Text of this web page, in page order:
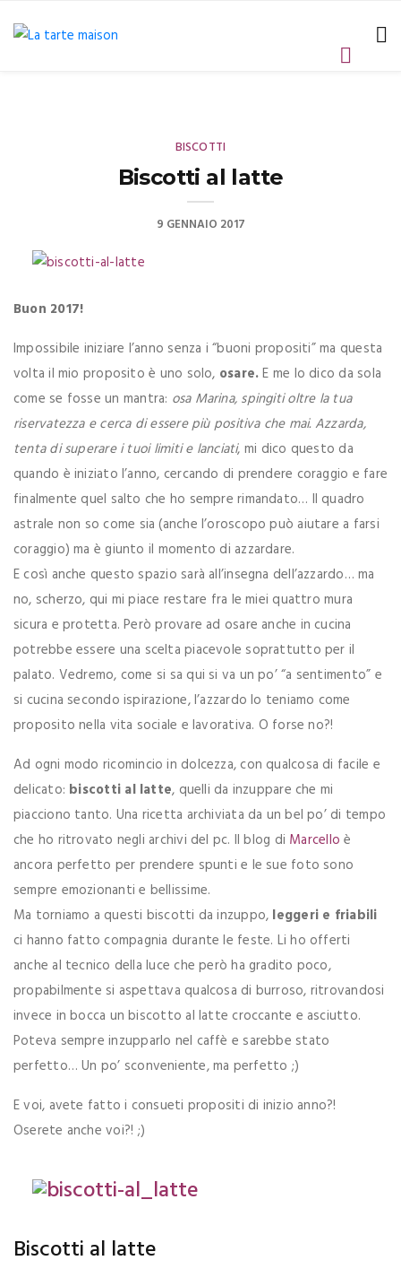
BISCOTTI
Biscotti al latte
9 GENNAIO 2017
Buon 2017!
Impossibile iniziare l’anno senza i “buoni propositi” ma questa
volta il mio proposito è uno solo, osare.E me lo dico da sola
come se fosse un mantra: osa Marina, spingiti oltre la tua
riservatezza e cerca di essere più positiva che mai. Azzarda,
tenta di superare i tuoi limiti e lanciati, mi dico questo da
quando è iniziato l’anno, cercando di prendere coraggio e fare
finalmente quel salto che ho sempre rimandato… Il quadro
astrale non so come sia (anche l’oroscopo può aiutare a farsi
coraggio) ma è giunto il momento di azzardare.
E così anche questo spazio sarà all’insegna dell’azzardo… ma
no, scherzo, qui mi piace restare fra le miei quattro mura
sicura e protetta. Però provare ad osare anche in cucina
potrebbe essere una scelta piacevole soprattutto per il
palato. Vedremo, come si sa qui si va un po’ “a sentimento” e
si cucina secondo ispirazione, l’azzardo lo teniamo come
proposito nella vita sociale e lavorativa. O forse no?!
Ad ogni modo ricomincio in dolcezza, con qualcosa di facile e
delicato: biscotti al latte, quelli da inzuppare che mi
piacciono tanto. Una ricetta archiviata da un bel po’ di tempo
che ho ritrovato negli archivi del pc. Il blog di Marcelloè
ancora perfetto per prendere spunti e le sue foto sono
sempre emozionanti e bellissime.
Ma torniamo a questi biscotti da inzuppo, leggeri e friabili
ci hanno fatto compagnia durante le feste. Li ho offerti
anche al tecnico della luce che però ha gradito poco,
propabilmente si aspettava qualcosa di burroso, ritrovandosi
invece in bocca un biscotto al latte croccante e asciutto.
Poteva sempre inzupparlo nel caffè e sarebbe stato
perfetto… Un po’ sconveniente, ma perfetto ;)
E voi, avete fatto i consueti propositi di inizio anno?!
Oserete anche voi?! ;)
Biscotti al latte